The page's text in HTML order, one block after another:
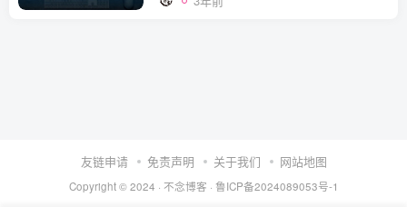
友链申请 免责声明 关于我们 网站地图
Copyright © 2024 · 不念博客 · 鲁ICP备2024089053号-1